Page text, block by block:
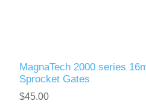
MagnaTech 2000 series
Sprocket Gates
$45.00